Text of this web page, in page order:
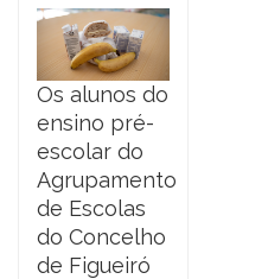
Os alunos do
ensino pré-
escolar do
Agrupamento
de Escolas
do Concelho
de Figueiró